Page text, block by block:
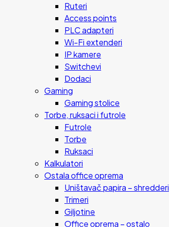
Ruteri
Access points
PLC adapteri
Wi-Fi extenderi
IP kamere
Switchevi
Dodaci
Gaming
Gaming stolice
Torbe, ruksaci i futrole
Futrole
Torbe
Ruksaci
Kalkulatori
Ostala office oprema
Uništavač papira – shredderi
Trimeri
Giljotine
Office oprema – ostalo